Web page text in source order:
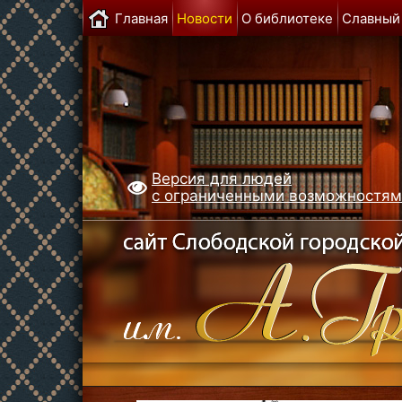
Главная Новости О библиотеке
Версия для людей
с ограниченными